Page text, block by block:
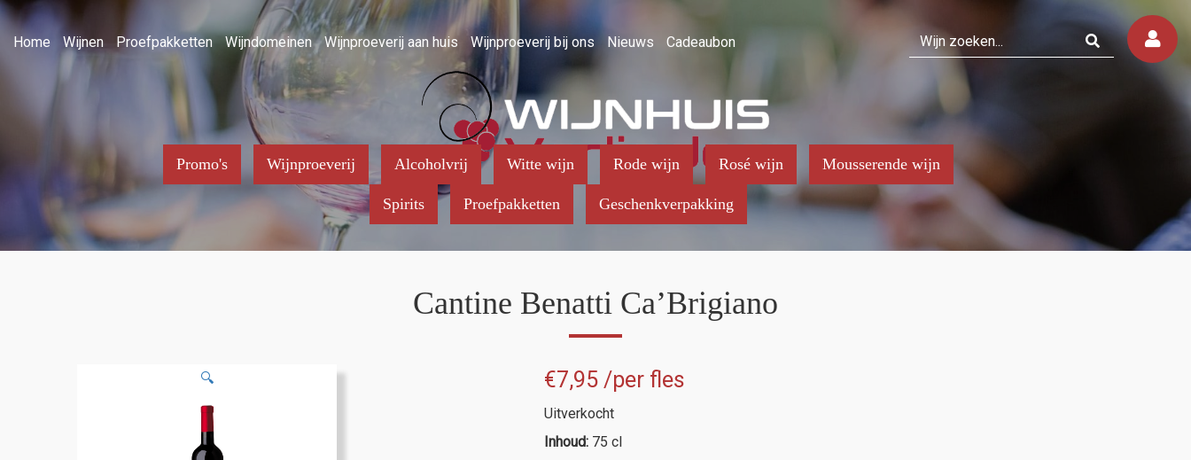
Home Wijnen Proefpakketten Wijndomeinen Wijnproeverij aan huis Wijnproeverij bij ons Nieuws Cadeaubon
Promo's Wijnproeverij Alcoholvrij Witte wijn Rode wijn Rosé wijn Mousserende wijn
Spirits Proefpakketten Geschenkverpakking
Cantine Benatti Ca’Brigiano
🔍 €7,95/per fles
Uitverkocht
Inhoud: 75 cl